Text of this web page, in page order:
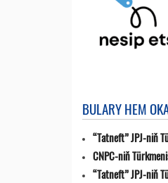
BULARY HEM
“Tatneft” JPJ-niň
CNPC-niň
“Tatneft” JPJ-niň